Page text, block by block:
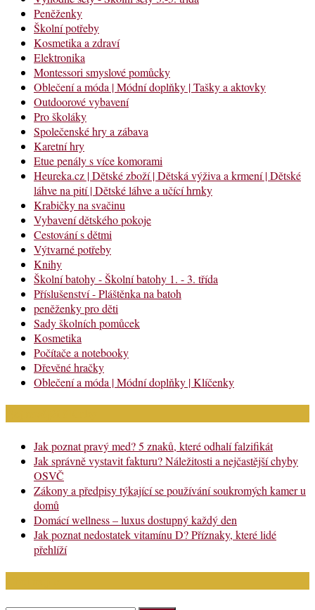
Peněženky
Školní potřeby
Kosmetika a zdraví
Elektronika
Montessori smyslové pomůcky
Oblečení a móda | Módní doplňky | Tašky a aktovky
Outdoorové vybavení
Pro školáky
Společenské hry a zábava
Karetní hry
Etue penály s více komorami
Heureka.cz | Dětské zboží | Dětská výživa a krmení | Dětské
láhve na pití | Dětské láhve a učící hrnky
Krabičky na svačinu
Vybavení dětského pokoje
Cestování s dětmi
Výtvarné potřeby
Knihy
Školní batohy - Školní batohy 1. - 3. třída
Příslušenství - Pláštěnka na batoh
peněženky pro děti
Sady školních pomůcek
Kosmetika
Počítače a notebooky
Dřevěné hračky
Oblečení a móda | Módní doplňky | Klíčenky
Jak poznat pravý med? 5 znaků, které odhalí falzifikát
Jak správně vystavit fakturu? Náležitosti a nejčastější chyby
OSVČ
Zákony a předpisy týkající se používání soukromých kamer u
domů
Domácí wellness – luxus dostupný každý den
Jak poznat nedostatek vitamínu D? Příznaky, které lidé
přehlíží